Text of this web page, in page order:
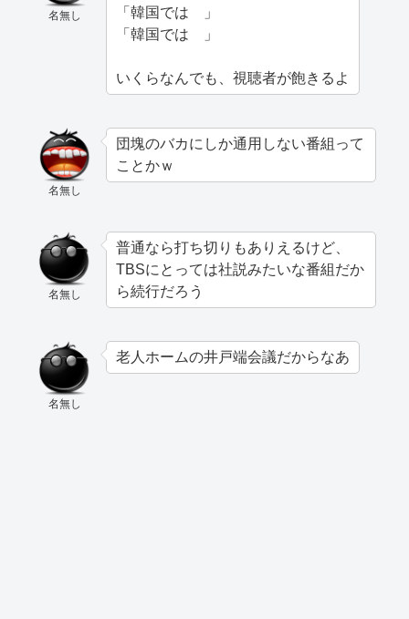
名無し
「韓国では 」
「韓国では 」
いくらなんでも、視聴者が飽きるよ
名無し
団塊のバカにしか通用しない番組って
ことかｗ
名無し
普通なら打ち切りもありえるけど、
TBSにとっては社説みたいな番組だか
ら続行だろう
名無し
老人ホームの井戸端会議だからなあ